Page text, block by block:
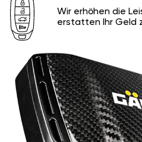
Wir erhöhen die
erstatten Ihr Geld